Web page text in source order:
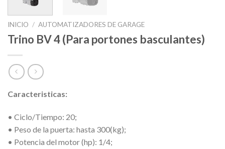
INICIO / AUTOMATIZADORES DE GARAGE
Trino BV 4 (Para portones basculantes)
​Caracteristicas:
• Ciclo/Tiempo: 20;
• Peso de la puerta: hasta 300(kg);
• Potencia del motor (hp): 1/4;